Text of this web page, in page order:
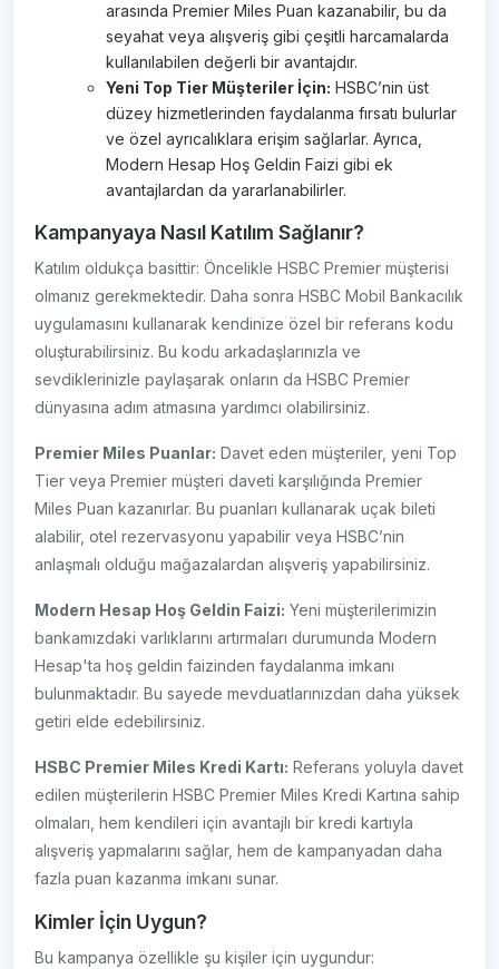
arasında Premier Miles Puan kazanabilir, bu da
seyahat veya alışveriş gibi çeşitli harcamalarda
kullanılabilen değerli bir avantajdır.
Yeni Top Tier Müşteriler İçin: HSBC’nin üst
düzey hizmetlerinden faydalanma fırsatı bulurlar
ve özel ayrıcalıklara erişim sağlarlar. Ayrıca,
Modern Hesap Hoş Geldin Faizi gibi ek
avantajlardan da yararlanabilirler.
Kampanyaya Nasıl Katılım Sağlanır?
Katılım oldukça basittir: Öncelikle HSBC Premier müşterisi
olmanız gerekmektedir. Daha sonra HSBC Mobil Bankacılık
uygulamasını kullanarak kendinize özel bir referans kodu
oluşturabilirsiniz. Bu kodu arkadaşlarınızla ve
sevdiklerinizle paylaşarak onların da HSBC Premier
dünyasına adım atmasına yardımcı olabilirsiniz.
Premier Miles Puanlar: Davet eden müşteriler, yeni Top
Tier veya Premier müşteri daveti karşılığında Premier
Miles Puan kazanırlar. Bu puanları kullanarak uçak bileti
alabilir, otel rezervasyonu yapabilir veya HSBC’nin
anlaşmalı olduğu mağazalardan alışveriş yapabilirsiniz.
Modern Hesap Hoş Geldin Faizi: Yeni müşterilerimizin
bankamızdaki varlıklarını artırmaları durumunda Modern
Hesap'ta hoş geldin faizinden faydalanma imkanı
bulunmaktadır. Bu sayede mevduatlarınızdan daha yüksek
getiri elde edebilirsiniz.
HSBC Premier Miles Kredi Kartı: Referans yoluyla davet
edilen müşterilerin HSBC Premier Miles Kredi Kartına sahip
olmaları, hem kendileri için avantajlı bir kredi kartıyla
alışveriş yapmalarını sağlar, hem de kampanyadan daha
fazla puan kazanma imkanı sunar.
Kimler İçin Uygun?
Bu kampanya özellikle şu kişiler için uygundur: